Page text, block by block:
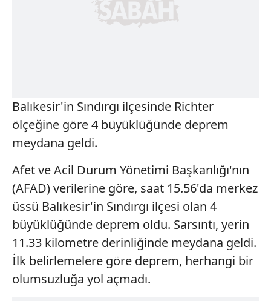
Balıkesir'in Sındırgı ilçesinde Richter
ölçeğine göre 4 büyüklüğünde deprem
meydana geldi.
Afet ve Acil Durum Yönetimi Başkanlığı'nın
(AFAD) verilerine göre, saat 15.56'da merkez
üssü Balıkesir'in Sındırgı ilçesi olan 4
büyüklüğünde deprem oldu. Sarsıntı, yerin
11.33 kilometre derinliğinde meydana geldi.
İlk belirlemelere göre deprem, herhangi bir
olumsuzluğa yol açmadı.